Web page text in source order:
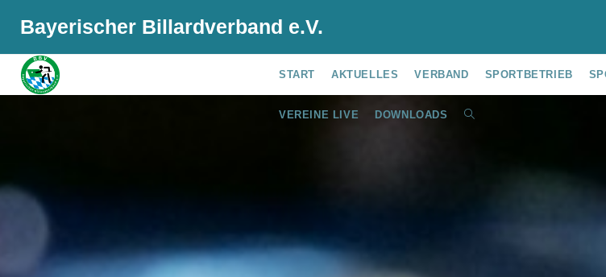
Bayerischer Billardverband e.V.
START AKTUELLES VERBAND SPORTBETRIEB
VEREINE LIVE DOWNLOADS